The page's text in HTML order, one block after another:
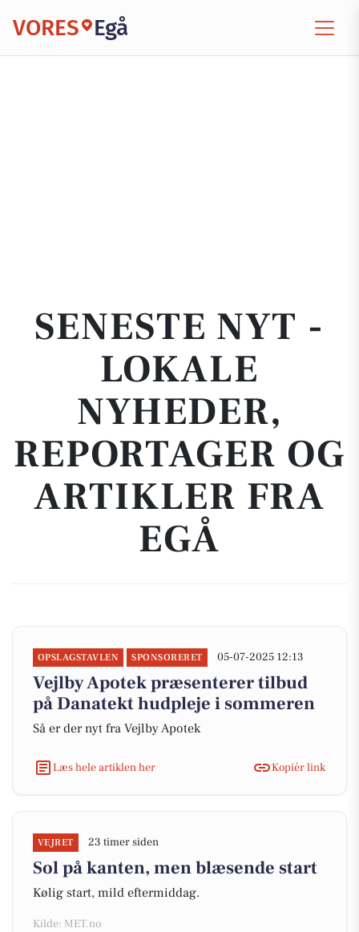
VORES Egå
SENESTE NYT -
LOKALE
NYHEDER,
REPORTAGER OG
ARTIKLER FRA
EGÅ
OPSLAGSTAVLEN SPONSORERET 05-07-2025 12:13
Vejlby Apotek præsenterer tilbud
på Danatekt hudpleje i sommeren
Så er der nyt fra Vejlby Apotek
Læs hele artiklen her Kopiér link
VEJRET 23 timer siden
Sol på kanten, men blæsende start
Kølig start, mild eftermiddag.
Kilde: MET.no